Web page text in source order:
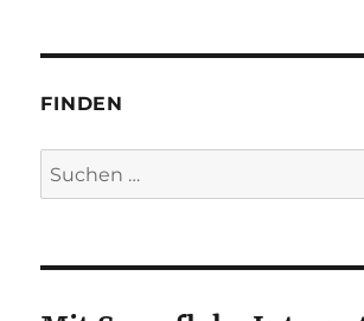
FINDEN
Suchen
nach: